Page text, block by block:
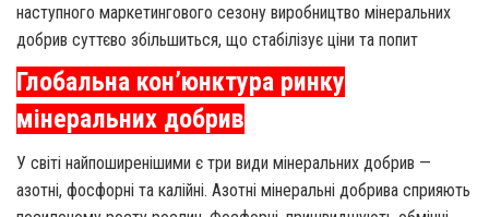
наступного маркетингового сезону виробництво мінеральних
добрив суттєво збільшиться, що стабілізує ціни та попит
Глобальна кон’юнктура ринку
мінеральних добрив
У світі найпоширенішими є три види мінеральних добрив —
азотні, фосфорні та калійні. Азотні мінеральні добрива сприяють